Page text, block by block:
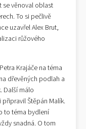
se věnoval oblast
To si pečlivě
uzavřel Alex Brut,
růžového
Krajáče na téma
dřevěných podlah a
Další málo
Štěpán Malík.
to téma bydlení
snadná. O tom